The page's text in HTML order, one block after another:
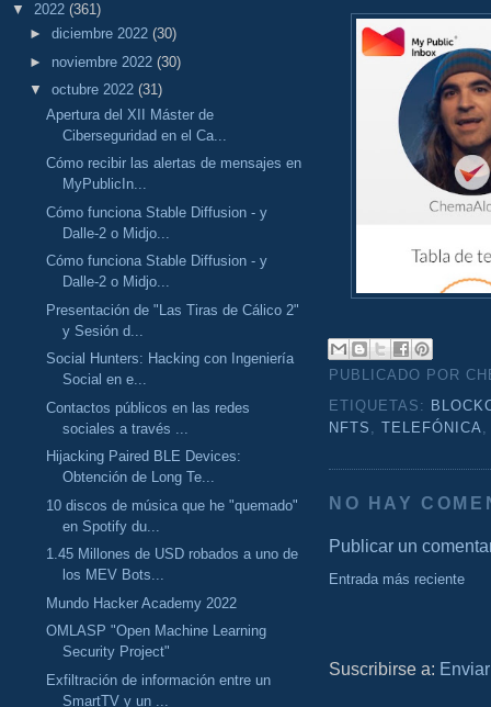
▼ 2022 (361)
► diciembre 2022 (30)
► noviembre 2022 (30)
▼ octubre 2022 (31)
Apertura del XII Máster de
Ciberseguridad en el Ca...
Cómo recibir las alertas de mensajes en
MyPublicIn...
Cómo funciona Stable Diffusion - y
Dalle-2 o Midjo...
Cómo funciona Stable Diffusion - y
Dalle-2 o Midjo...
Presentación de "Las Tiras de Cálico 2"
y Sesión d...
Social Hunters: Hacking con Ingeniería
Social en e...
Contactos públicos en las redes
sociales a través ...
Hijacking Paired BLE Devices:
Obtención de Long Te...
10 discos de música que he "quemado"
en Spotify du...
1.45 Millones de USD robados a uno de
los MEV Bots...
Mundo Hacker Academy 2022
OMLASP "Open Machine Learning
Security Project"
Exfiltración de información entre un
SmartTV y un ...
PUBLICADO POR
ETIQUETAS:
NFTS , TELEFÓNICA
NO HAY
Publicar un
Entrada más reciente
Suscribirse a: